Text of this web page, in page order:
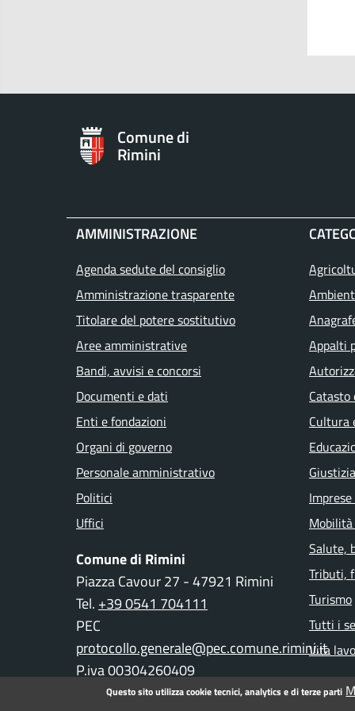
Comune di
Rimini
AMMINISTRAZIONE
Agenda sedute del consiglio
Amministrazione trasparente
Titolare del potere sostitutivo
Aree amministrative
Bandi, avvisi e concorsi
Documenti e dati
Enti e fondazioni
Organi di governo
Personale amministrativo
Politici
Uffici
Comune di Rimini
Piazza Cavour 27 - 47921 Rimini
Tel. +39 0541 704111
PEC
protocollo.generale@pec.comune.rimini.it
P.iva 00304260409
Appalti
Cultura
Salute,
Tributi,
Turismo
Tutti i
Vita
Questo sito utilizza cookie tecnici, analytics e di terze parti